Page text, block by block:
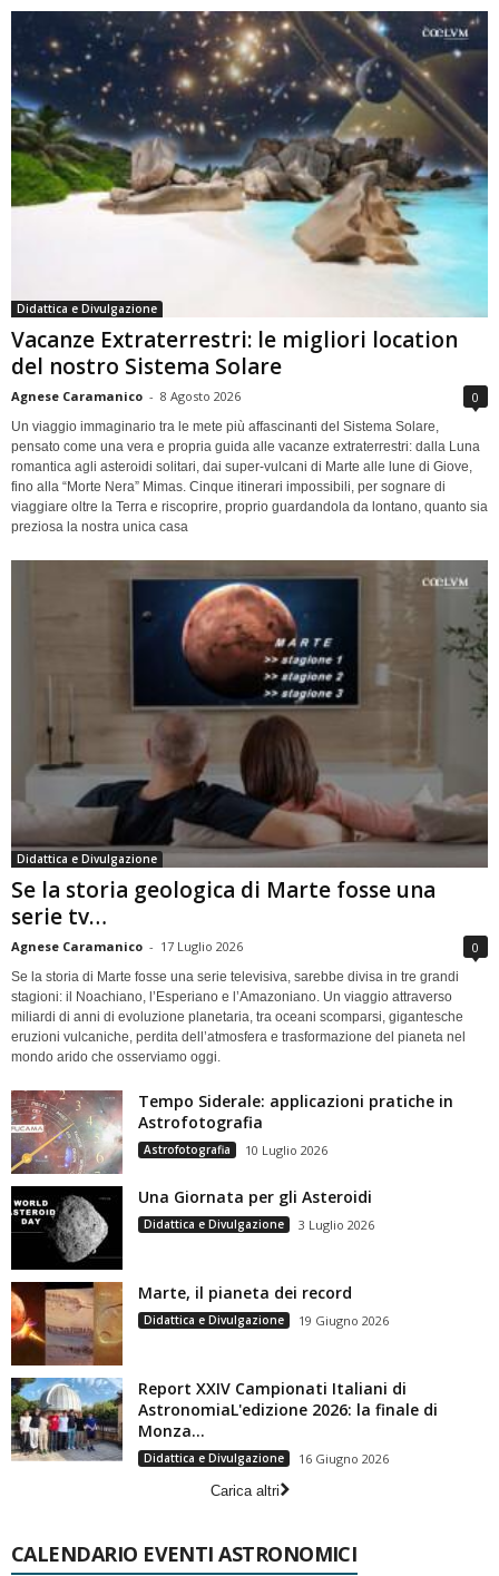
Didattica e Divulgazione
Vacanze Extraterrestri: le migliori location
del nostro Sistema Solare
Agnese Caramanico - 8 Agosto 2026 0
Un viaggio immaginario tra le mete più affascinanti del Sistema Solare,
pensato come una vera e propria guida alle vacanze extraterrestri: dalla Luna
romantica agli asteroidi solitari, dai super-vulcani di Marte alle lune di Giove,
fino alla “Morte Nera” Mimas. Cinque itinerari impossibili, per sognare di
viaggiare oltre la Terra e riscoprire, proprio guardandola da lontano, quanto sia
preziosa la nostra unica casa
Didattica e Divulgazione
Se la storia geologica di Marte fosse una
serie tv…
Agnese Caramanico - 17 Luglio 2026 0
Se la storia di Marte fosse una serie televisiva, sarebbe divisa in tre grandi
stagioni: il Noachiano, l’Esperiano e l’Amazoniano. Un viaggio attraverso
miliardi di anni di evoluzione planetaria, tra oceani scomparsi, gigantesche
eruzioni vulcaniche, perdita dell’atmosfera e trasformazione del pianeta nel
mondo arido che osserviamo oggi.
Tempo Siderale: applicazioni pratiche in
Astrofotografia
Astrofotografia 10 Luglio 2026
Una Giornata per gli Asteroidi
Didattica e Divulgazione 3 Luglio 2026
Marte, il pianeta dei record
Didattica e Divulgazione 19 Giugno 2026
Report XXIV Campionati Italiani di
AstronomiaL'edizione 2026: la finale di
Monza...
Didattica e Divulgazione
16 Giugno 2026
Carica altri
CALENDARIO EVENTI ASTRONOMICI